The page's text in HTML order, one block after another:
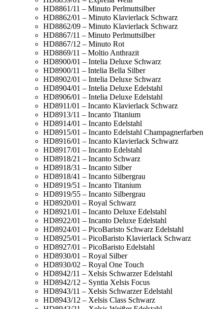
HD8861/11 – Minuto Perlmuttsilber
HD8862/01 – Minuto Klavierlack Schwarz
HD8862/09 – Minuto Klavierlack Schwarz
HD8867/11 – Minuto Perlmuttsilber
HD8867/12 – Minuto Rot
HD8869/11 – Moltio Anthrazit
HD8900/01 – Intelia Deluxe Schwarz
HD8900/11 – Intelia Bella Silber
HD8902/01 – Intelia Deluxe Schwarz
HD8904/01 – Intelia Deluxe Edelstahl
HD8906/01 – Intelia Deluxe Edelstahl
HD8911/01 – Incanto Klavierlack Schwarz
HD8913/11 – Incanto Titanium
HD8914/01 – Incanto Edelstahl
HD8915/01 – Incanto Edelstahl Champagnerfarben
HD8916/01 – Incanto Klavierlack Schwarz
HD8917/01 – Incanto Edelstahl
HD8918/21 – Incanto Schwarz
HD8918/31 – Incanto Silber
HD8918/41 – Incanto Silbergrau
HD8919/51 – Incanto Titanium
HD8919/55 – Incanto Silbergrau
HD8920/01 – Royal Schwarz
HD8921/01 – Incanto Deluxe Edelstahl
HD8922/01 – Incanto Deluxe Edelstahl
HD8924/01 – PicoBaristo Schwarz Edelstahl
HD8925/01 – PicoBaristo Klavierlack Schwarz
HD8927/01 – PicoBaristo Edelstahl
HD8930/01 – Royal Silber
HD8930/02 – Royal One Touch
HD8942/11 – Xelsis Schwarzer Edelstahl
HD8942/12 – Syntia Xelsis Focus
HD8943/11 – Xelsis Schwarzer Edelstahl
HD8943/12 – Xelsis Class Schwarz